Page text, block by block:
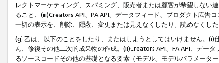
レクトマーケティング、スパミング、販売者または顧客が希望しない
ること、(iii)Creators API、PA API、データフィード、プロダクト広告
一切の表示を、削除、隠蔽、変更または見えなくしたり、読めなくし
(g) 乙は、以下のことをしたり、またはしようとしてはいけません。
ん、修復その他二次的成果物の作成。(ii)Creators API、PA API、デー
るソースコードその他の基礎となる要素（モデル、モデルパラメータ